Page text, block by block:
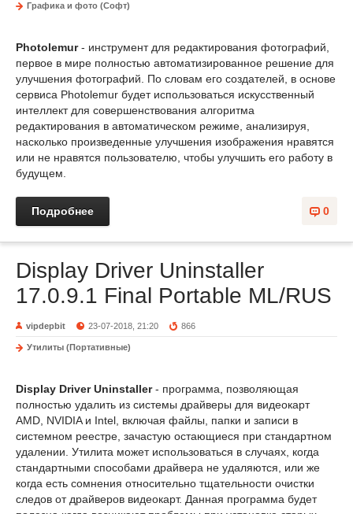
Графика и фото (Софт)
Photolemur- инструмент для редактирования фотографий,
первое в мире полностью автоматизированное решение для
улучшения фотографий. По словам его создателей, в основе
сервиса Photolemur будет использоваться искусственный
интеллект для совершенствования алгоритма
редактирования в автоматическом режиме, анализируя,
насколько произведенные улучшения изображения нравятся
или не нравятся пользователю, чтобы улучшить его работу в
будущем.
0
Подробнее
Display Driver Uninstaller
17.0.9.1 Final Portable ML/RUS
vipdepbit 23-07-2018, 21:20 866
Утилиты (Портативные)
Display Driver Uninstaller- программа, позволяющая
полностью удалить из системы драйверы для видеокарт
AMD, NVIDIA и Intel, включая файлы, папки и записи в
системном реестре, зачастую остающиеся при стандартном
удалении. Утилита может использоваться в случаях, когда
стандартными способами драйвера не удаляются, или же
когда есть сомнения относительно тщательности очистки
следов от драйверов видеокарт. Данная программа будет